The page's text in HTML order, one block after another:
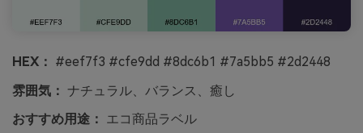
HEX： #eef7f3 #cfe9dd #8dc6b1 #7a5bb5 #2d2448
雰囲気： ナチュラル、バランス、癒し
おすすめ用途： エコ商品ラベル